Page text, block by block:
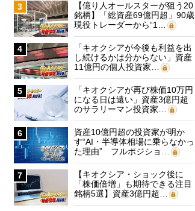
3
【億り人オールスターが狙う20
銘柄】「総資産69億円超」90歳
現役トレーダーから“1…
4
「キオクシアが今後も利益を出
し続けるかは分からない」資産
11億円の個人投資家…
5
「キオクシアが再び株価10万円
になる日は遠い」資産3億円超
のサラリーマン投資家…
6
資産10億円超の投資家が明か
す“AI・半導体相場に乗らなかっ
た理由” フルポジショ…
7
【キオクシア・ショック後に
「株価倍増」も期待できる注目
銘柄5選】資産3億円超…